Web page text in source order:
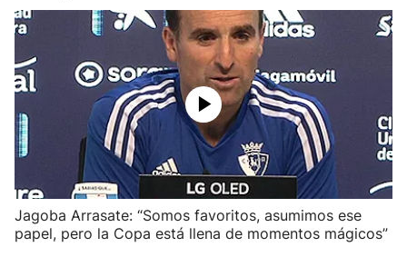
Ciclismo
Herri-kirolak
Balonmano
Kirolak 360
Atletismo
Jagoba Arrasate: “Somos favoritos, asumimos ese
papel, pero la Copa está llena de momentos mágicos”